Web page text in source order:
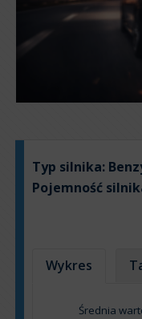
Typ silnika:
Pojemność
Wykres
Średnia